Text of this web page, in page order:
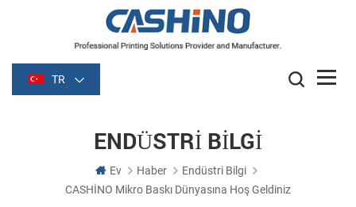
TR
ENDÜSTRI BILGI
Ev Haber
Endüstri Bilgi
CASHİNO Mikro Baskı Dünyasına Hoş Geldiniz